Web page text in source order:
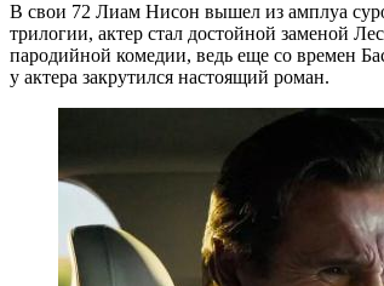
В свои 72 Лиам Нисон вышел из амплуа
трилогии, актер стал достойной заменой
пародийной комедии, ведь еще со времен
у актера закрутился настоящий роман.